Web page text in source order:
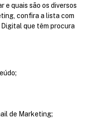
e quais são os diversos
confira a lista com
que têm procura
de Marketing;